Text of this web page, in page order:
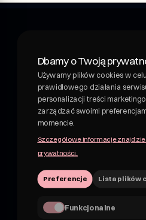
Dbamy o Twoją
Używamy plików cookies w
prawidłowego działania
personalizacji treści
zarządzać swoimi
momencie.
Szczegółowe informacje
prywatności.
Preferencje Lista plików
Funkcjonalne
Shroom - napój wellness z
Funkcjonalny napój z grzybami
rośliny w pysznych, owocowych
nie piwo.
NIP 7162830959
hii@shroom4you.com
Na skróty
O shroomie